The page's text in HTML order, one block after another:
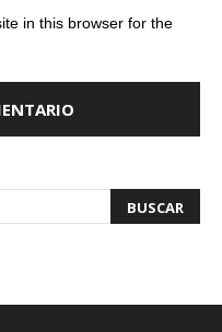
in this browser for the